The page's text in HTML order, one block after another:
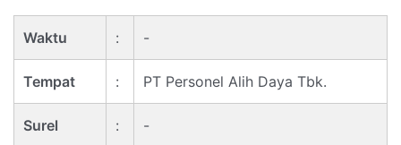
Waktu : -
Tempat : PT Personel Alih Daya Tbk.
Surel : -